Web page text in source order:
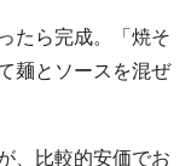
たら完成。「焼そ
麺とソースを混ぜ
、比較的安価でお